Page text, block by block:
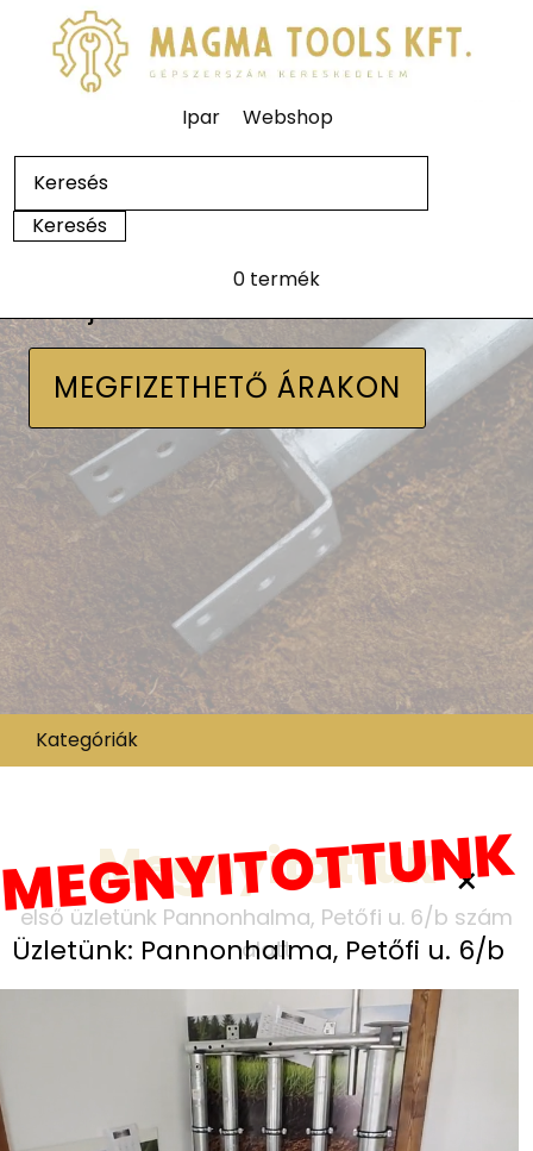
Ipar Webshop
0 termék
MEGFIZETHETŐ ÁRAKON
Kategóriák
×
Üzletünk: Pannonhalma, Petőfi u. 6/b
Megnyitottuk
első üzletünk Pannonhalma, Petőfi u. 6/b szám
alatt